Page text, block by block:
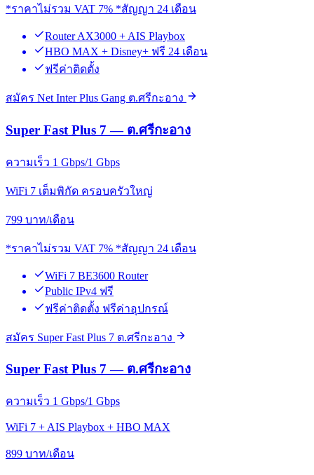
*ราคาไม่รวม VAT 7% *สัญญา 24 เดือน
Router AX3000 + AIS Playbox
HBO MAX + Disney+ ฟรี 24 เดือน
ฟรีค่าติดตั้ง
สมัคร Net Inter Plus Gang ต.ศรีกะอาง
Super Fast Plus 7 — ต.ศรีกะอาง
ความเร็ว 1 Gbps/1 Gbps
WiFi 7 เต็มพิกัด ครอบครัวใหญ่
799 บาท/เดือน
*ราคาไม่รวม VAT 7% *สัญญา 24 เดือน
WiFi 7 BE3600 Router
Public IPv4 ฟรี
ฟรีค่าติดตั้ง ฟรีค่าอุปกรณ์
สมัคร Super Fast Plus 7 ต.ศรีกะอาง
Super Fast Plus 7 — ต.ศรีกะอาง
ความเร็ว 1 Gbps/1 Gbps
WiFi 7 + AIS Playbox + HBO MAX
899 บาท/เดือน